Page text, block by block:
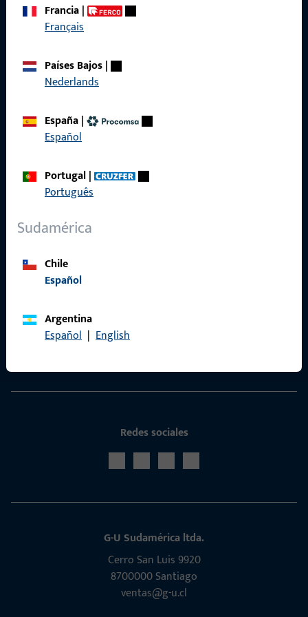
Francia|
Français
Países Bajos|
Nederlands
España|
Español
Portugal|
Português
Sudamérica
Chile
Español
Argentina
Español | English
Portal de servicios ProPoint
Redes sociales
G-U Sudamérica ltda.
Cerro San Luis 9920
8700000 Santiago
ventas@g-u.cl